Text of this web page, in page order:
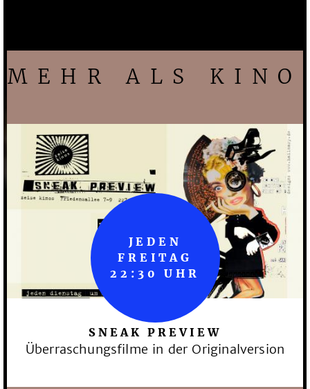
MEHR ALS KINO
SNEAK PREVIEW
Überraschungsfilme in der Originalversion
JEDEN
FREITAG
22:30 UHR